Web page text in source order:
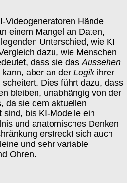
Videogeneratoren Hände
einem Mangel an Daten,
Unterschied, wie KI
dazu, wie Menschen
dass sie dasAussehen
aber an der Logikihrer
Dies führt dazu, dass
bleiben, unabhängig von der
da sie dem aktuellen
sind, bis KI-Modelle ein
und anatomisches Denken
erstreckt sich auch
und sehr variable
Ohren.